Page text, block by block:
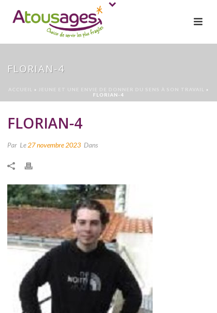
FLORIAN-4
ACCUEIL » JEUNE ET UNE ENVIE DE DONNER DU SENS À SON TRAVAIL
»
FLORIAN-4
FLORIAN-4
Par Le 27 novembre 2023 Dans